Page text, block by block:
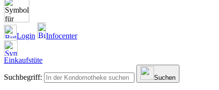
Login Infocenter
Einkaufstüte
Suchbegriff: Suchen